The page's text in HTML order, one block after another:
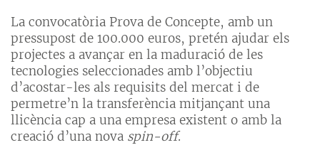
La convocatòria Prova de Concepte, amb un
pressupost de 100.000 euros, pretén ajudar els
projectes a avançar en la maduració de les
tecnologies seleccionades amb l’objectiu
d’acostar-les als requisits del mercat i de
permetre’n la transferència mitjançant una
llicència cap a una empresa existent o amb la
creació d’una nova spin-off.